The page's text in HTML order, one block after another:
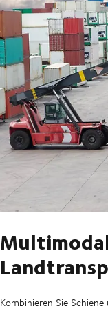
Kombinieren Sie